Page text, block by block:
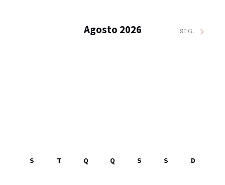
Agosto 2026 SEG.
S T Q Q S S D